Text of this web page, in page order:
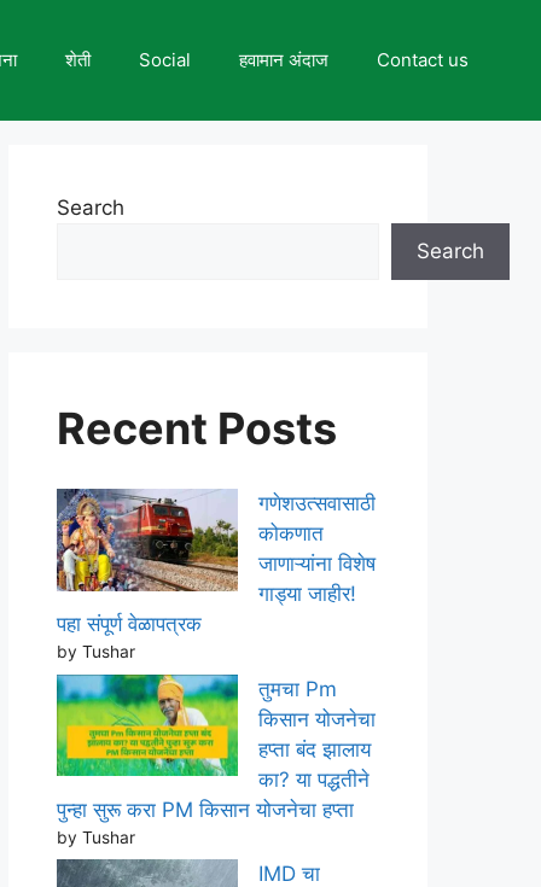
शेती Social हवामान अंदाज Contact us
Search
Search
Recent Posts
गणेशउत्सवासाठी
कोकणात
जाणाऱ्यांना विशेष
गाड्या जाहीर!
पहा संपूर्ण वेळापत्रक
by Tushar
तुमचा Pm
किसान योजनेचा
हप्ता बंद झालाय
का? या पद्धतीने
पुन्हा सुरू करा PM किसान योजनेचा हप्ता
by Tushar
IMD चा